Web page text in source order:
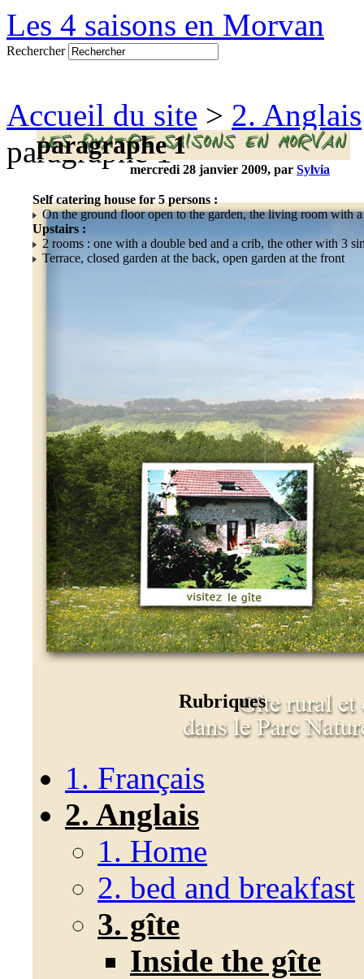
Les 4 saisons en Morvan
Rechercher
Accueil du site > 2. Anglais
paragraphe 1
paragraphe 1
mercredi 28 janvier 2009, par Sylvia
Self catering house for 5 persons :
On the ground floor open to the garden, the living room with
Upstairs :
2 rooms : one with a double bed and a crib, the other with 3
Terrace, closed garden at the back, open garden at the front
Rubriques
1. Français
2. Anglais
1. Home
2. bed and breakfast
3. gîte
Inside the gîte